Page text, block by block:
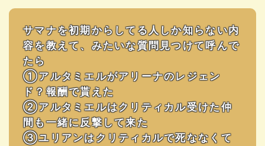
サマナを初期からしてる人しか知らない内
容を教えて、みたいな質問見つけて呼んで
たら
①アルタミエルがアリーナのレジェン
ド？報酬で貰えた
②アルタミエルはクリティカル受けた仲
間も一緒に反撃して来た
③ユリアンはクリティカルで死ななくて